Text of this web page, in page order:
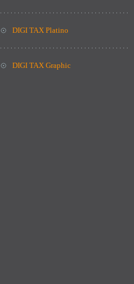
DIGI TAX Platino
DIGI TAX Graphic